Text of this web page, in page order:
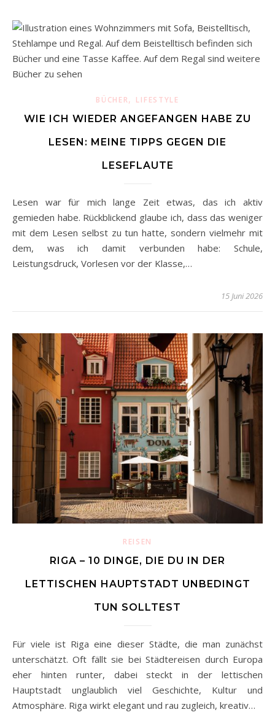
BÜCHER, LIFESTYLE
WIE ICH WIEDER ANGEFANGEN HABE ZU
LESEN: MEINE TIPPS GEGEN DIE
LESEFLAUTE
Lesen war für mich lange Zeit etwas, das ich aktiv
gemieden habe. Rückblickend glaube ich, dass das weniger
mit dem Lesen selbst zu tun hatte, sondern vielmehr mit
dem, was ich damit verbunden habe: Schule,
Leistungsdruck, Vorlesen vor der Klasse,…
15 Juni 2026
REISEN
RIGA – 10 DINGE, DIE DU IN DER
LETTISCHEN HAUPTSTADT UNBEDINGT
TUN SOLLTEST
Für viele ist Riga eine dieser Städte, die man zunächst
unterschätzt. Oft fällt sie bei Städtereisen durch Europa
eher hinten runter, dabei steckt in der lettischen
Hauptstadt unglaublich viel Geschichte, Kultur und
Atmosphäre. Riga wirkt elegant und rau zugleich, kreativ…